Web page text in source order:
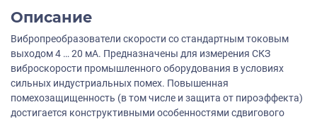
Описание
Вибропреобразователи скорости со стандартным токовым
выходом 4 … 20 мА. Предназначены для измерения СКЗ
виброскорости промышленного оборудования в условиях
сильных индустриальных помех. Повышенная
помехозащищенность (в том числе и защита от пироэффекта)
достигается конструктивными особенностями сдвигового